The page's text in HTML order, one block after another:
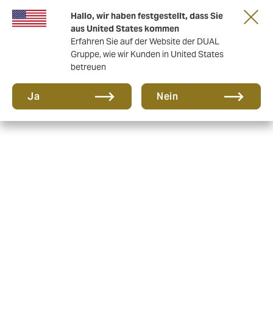
Hallo, wir haben festgestellt, dass Sie
aus United States kommen
Erfahren Sie auf der Website der DUAL
Gruppe, wie wir Kunden in United States
betreuen
Ja Nein
Eine neue Marke für eine neue Ära. Erfahren
Sie mehr